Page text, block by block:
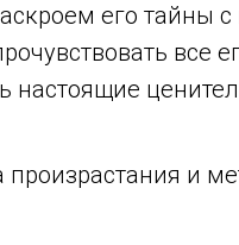
его тайны с
все
произрастания и